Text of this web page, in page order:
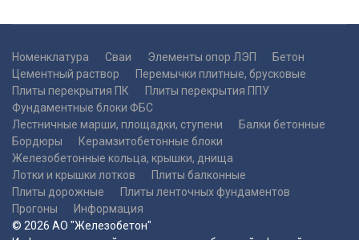
Номенклатура Сваи Элементы опор ЛЭП
Бетон
Цементный раствор
Перемычки плитные, брусковые
Плиты перекрытия ПК
Плиты перекрытия ППУ
Фундаментные блоки ФБС
Лестничные марши, площадки, ступени
Балки бетонные
Бордюры
Керамзитобетонные блоки
Железобетонные кольца, крышки, днища
Лотки и крышки лотков
Плиты балконные
Плиты дорожные
Плиты ленточных фундаментов
Прогоны
Информация
© 2026 АО "Железобетон"